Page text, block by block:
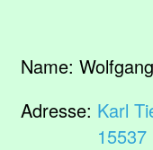
Name:
Adresse: Karl